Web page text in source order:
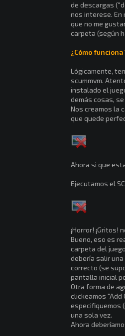
de descargas
nos interese. En
que no me
carpeta (según
¿Cómo
Lógicamente,
scummvm.
instalado el
demás cosas, se
Nos creamos la
que quede
Ahora si que
Ejecutamos el
¡Horror! ¡Gritos!
Bueno, eso es
carpeta del
debería salir
correcto (se
pantalla inicial
Otra forma de
clickeamos
especifiquemos
una sola vez.
Ahora